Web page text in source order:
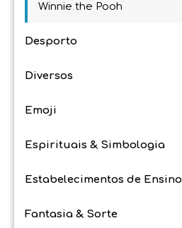
Winnie the Pooh
Desporto
Diversos
Emoji
Espirituais & Simbologia
Estabelecimentos de Ensino
Fantasia & Sorte